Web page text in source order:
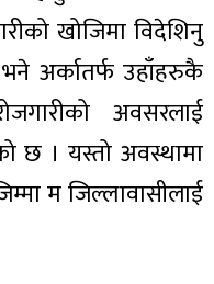
खोजिमा विदेशिनु
अर्कातर्फ उहाँहरुकै
अवसरलाई
छ । यस्तो अवस्थामा
म जिल्लावासीलाई